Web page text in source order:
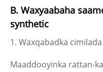
B. Waxyaabaha
synthetic
1. Waxqabadka cimilada
Maaddooyinka rattan-